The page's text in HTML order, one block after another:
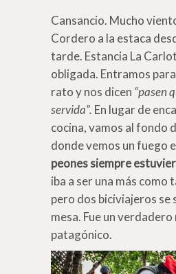
Cansancio. Mucho
Cordero a la estaca
tarde. Estancia La
obligada. Entramos
rato y nos dicen “pasen
servida”. En lugar de
cocina, vamos al fondo
donde vemos un fuego
peones siempre
iba a ser una más como
pero dos biciviajeros se
mesa. Fue un
patagónico.